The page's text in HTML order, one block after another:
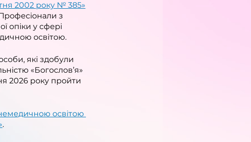
2002 року № 385»
з
опіки у сфері
освітою.
які здобули
«Богослов’я»
2026 року пройти
освітою
.